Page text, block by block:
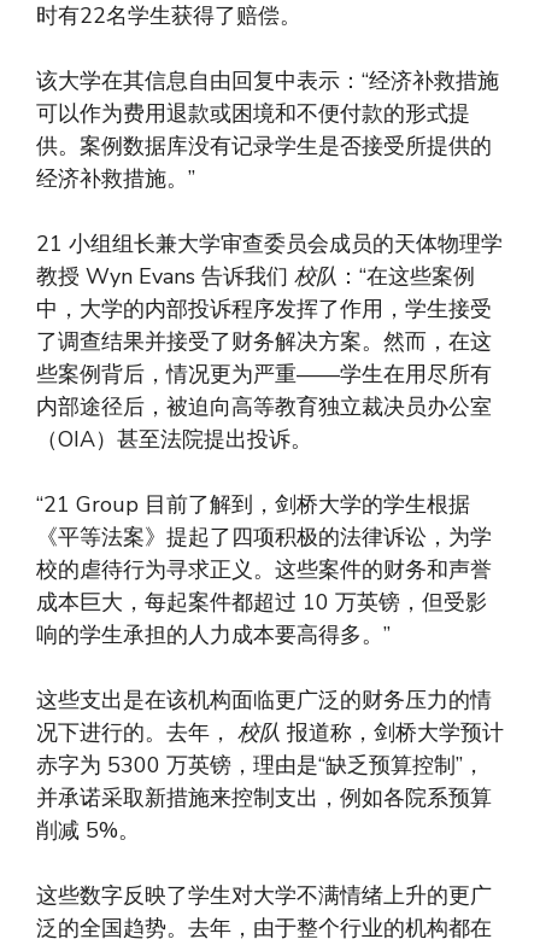
时有22名学生获得了赔偿。
该大学在其信息自由回复中表示：“经济补救措施
可以作为费用退款或困境和不便付款的形式提
供。案例数据库没有记录学生是否接受所提供的
经济补救措施。”
21 小组组长兼大学审查委员会成员的天体物理学
教授 Wyn Evans 告诉我们 校队 ：“在这些案例
中，大学的内部投诉程序发挥了作用，学生接受
了调查结果并接受了财务解决方案。然而，在这
些案例背后，情况更为严重——学生在用尽所有
内部途径后，被迫向高等教育独立裁决员办公室
（OIA）甚至法院提出投诉。
“21 Group 目前了解到，剑桥大学的学生根据
《平等法案》提起了四项积极的法律诉讼，为学
校的虐待行为寻求正义。这些案件的财务和声誉
成本巨大，每起案件都超过 10 万英镑，但受影
响的学生承担的人力成本要高得多。”
这些支出是在该机构面临更广泛的财务压力的情
况下进行的。去年， 校队 报道称，剑桥大学预计
赤字为 5300 万英镑，理由是“缺乏预算控制”，
并承诺采取新措施来控制支出，例如各院系预算
削减 5%。
这些数字反映了学生对大学不满情绪上升的更广
泛的全国趋势。去年，由于整个行业的机构都在